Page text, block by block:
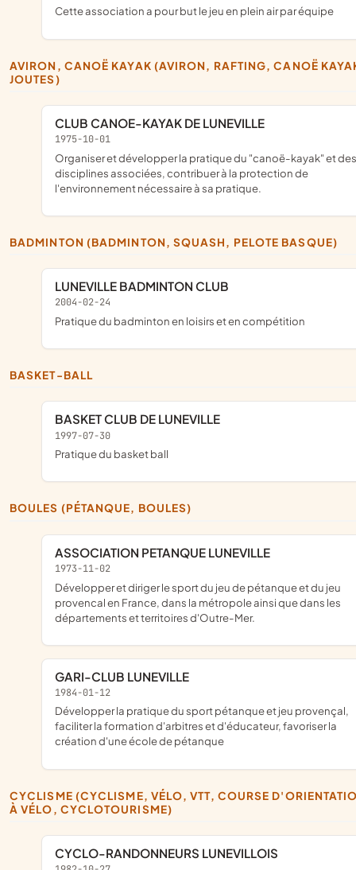
cette association a pour but le jeu en plein air par équipe
AVIRON, CANOË KAYAK (AVIRON, RAFTING, CANOË KAYAK,
JOUTES)
CLUB CANOE-KAYAK DE LUNEVILLE
1975-10-01
Organiser et développer la pratique du "canoë-kayak" et des
disciplines associées, contribuer à la protection de
l'environnement nécessaire à sa pratique.
BADMINTON (BADMINTON, SQUASH, PELOTE BASQUE)
LUNEVILLE BADMINTON CLUB
2004-02-24
pratique du badminton en loisirs et en compétition
BASKET-BALL
BASKET CLUB DE LUNEVILLE
1997-07-30
pratique du basket ball
BOULES (PÉTANQUE, BOULES)
ASSOCIATION PETANQUE LUNEVILLE
1973-11-02
Développer et diriger le sport du jeu de pétanque et du jeu
provencal en France, dans la métropole ainsi que dans les
départements et territoires d'Outre-Mer.
GARI-CLUB LUNEVILLE
1984-01-12
développer la pratique du sport pétanque et jeu provençal,
faciliter la formation d'arbitres et d'éducateur, favoriser la
création d'une école de pétanque
CYCLISME (CYCLISME, VÉLO, VTT, COURSE D'ORIENTATION
À VÉLO, CYCLOTOURISME)
CYCLO-RANDONNEURS LUNEVILLOIS